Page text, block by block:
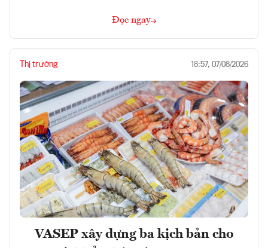
Đọc ngay
Thị trường 18:57, 07/08/2026
VASEP xây dựng ba kịch bản cho